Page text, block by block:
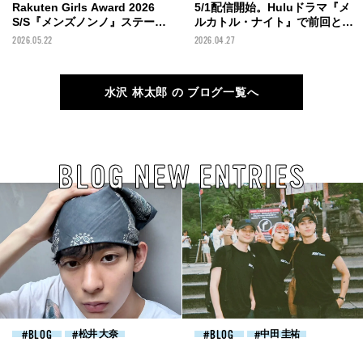
Rakuten Girls Award 2026
S/S『メンズノンノ』ステー
ジ！ 楽しい時間でした〜[水
2026.05.22
5/1配信開始。Huluドラマ『メ
ルカトル・ナイト』で前回とは
また違う「探偵役」に[水沢林
2026.04.27
水沢 林太郎 の ブログ一覧へ
BLOG NEW ENTRIES
BLOG 松井 大奈 BLOG 中田 圭祐